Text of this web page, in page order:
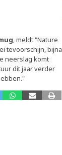
, meldt "Nature
tevoorschijn, bijna
neerslag komt
dit jaar verder